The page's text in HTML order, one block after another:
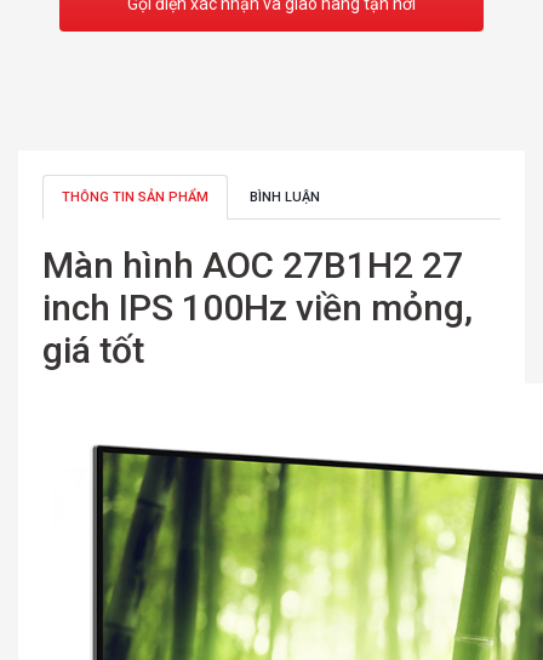
THÔNG TIN SẢN PHẨM BÌNH LUẬN
Màn hình AOC 27B1H2 27
inch IPS 100Hz viền mỏng,
giá tốt